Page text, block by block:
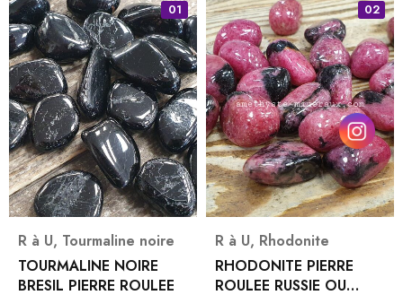
01
R à U, Tourmaline noire
TOURMALINE NOIRE
BRESIL PIERRE ROULEE
02
R à U, Rhodonite
RHODONITE PIERRE
ROULEE RUSSIE OU